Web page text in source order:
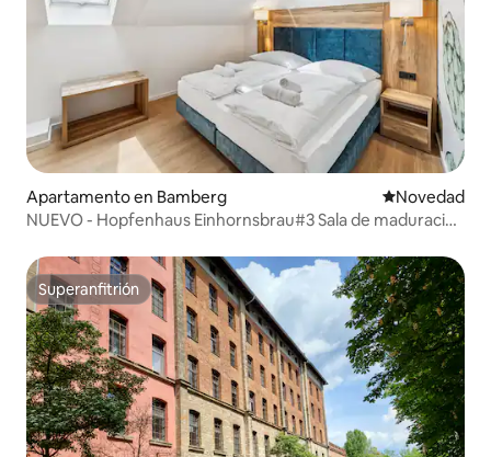
Apartamento en Bamberg Lugar para
Novedad
NUEVO - Hopfenhaus Einhornsbrau#3 Sala de maduración
Superanfitrión
Superanfitrión